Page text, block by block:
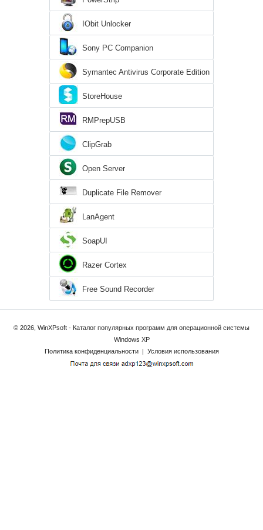
IObit Unlocker
Sony PC Companion
Symantec Antivirus Corporate Edition
StoreHouse
RMPrepUSB
ClipGrab
Open Server
Duplicate File Remover
LanAgent
SoapUI
Razer Cortex
Free Sound Recorder
© 2026, WinXPsoft - Каталог популярных программ для операционной системы
Windows XP
Политика конфиденциальности
Условия использования